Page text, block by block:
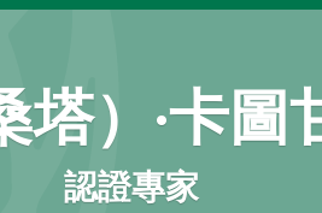
我們在此提供越南語支援。
塔）·卡圖
認證專家